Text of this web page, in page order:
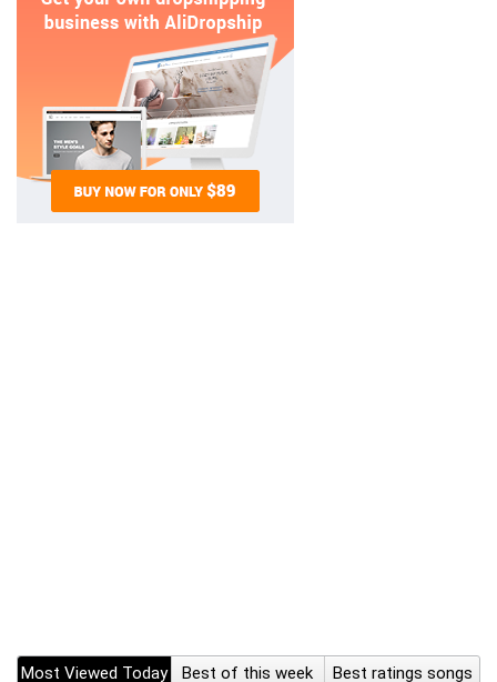
Most Viewed Today Best of this week
Best ratings songs